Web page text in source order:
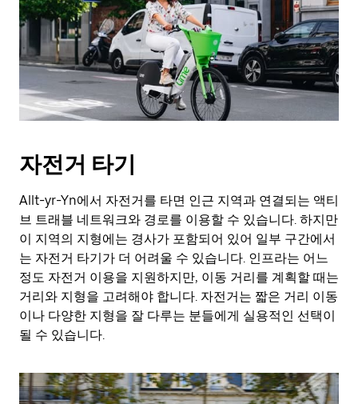
자전거 타기
Allt-yr-Yn에서 자전거를 타면 인근 지역과 연결되는 액티
브 트래블 네트워크와 경로를 이용할 수 있습니다. 하지만
이 지역의 지형에는 경사가 포함되어 있어 일부 구간에서
는 자전거 타기가 더 어려울 수 있습니다. 인프라는 어느
정도 자전거 이용을 지원하지만, 이동 거리를 계획할 때는
거리와 지형을 고려해야 합니다. 자전거는 짧은 거리 이동
이나 다양한 지형을 잘 다루는 분들에게 실용적인 선택이
될 수 있습니다.